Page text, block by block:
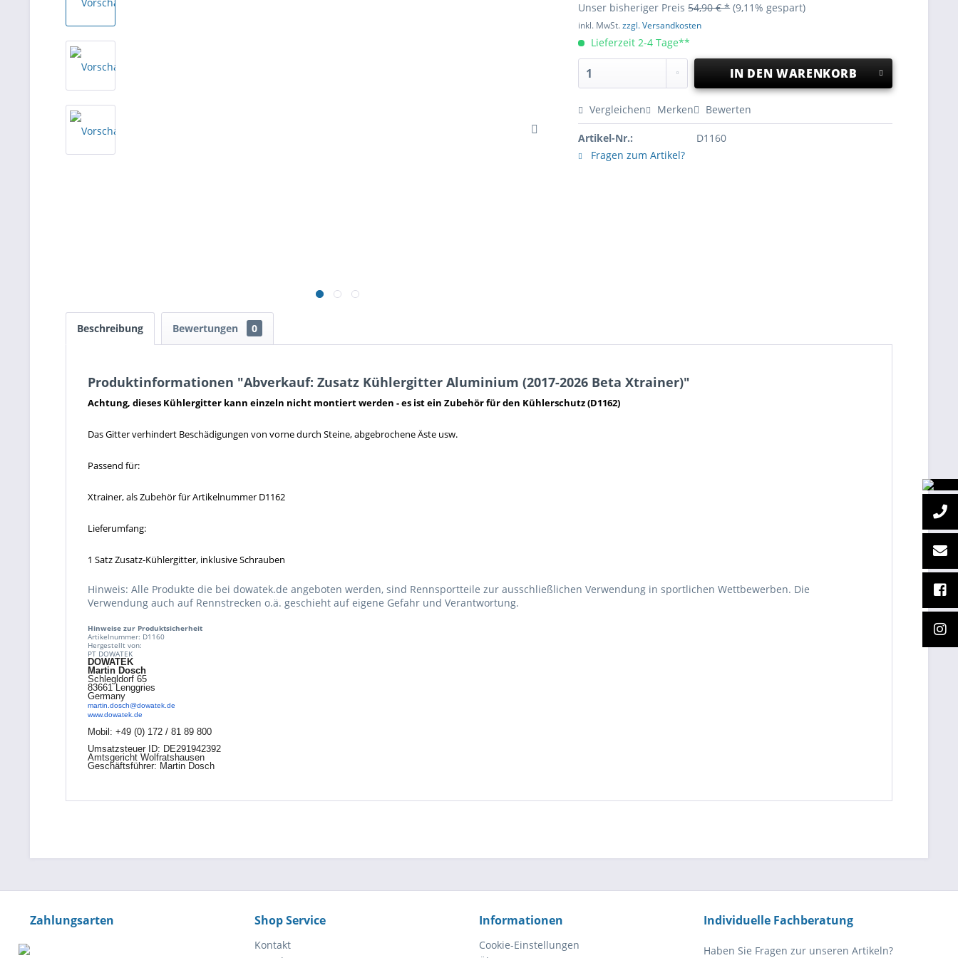
Unser bisheriger Preis 54,90 € * (9,11% gespart)
inkl. MwSt.zzgl. Versandkosten
Lieferzeit 2-4 Tage**
IN DEN WARENKORB
Vergleichen Merken Bewerten
Artikel-Nr.:
D1160
Fragen zum Artikel?
Beschreibung Bewertungen 0
Produktinformationen "Abverkauf: Zusatz Kühlergitter Aluminium (2017-2026 Beta Xtrainer)"
Achtung, dieses Kühlergitter kann einzeln nicht montiert werden - es ist ein Zubehör für den Kühlerschutz (D1162)
Das Gitter verhindert Beschädigungen von vorne durch Steine, abgebrochene Äste usw.
Passend für:
Xtrainer, als Zubehör für Artikelnummer D1162
Lieferumfang:
1 Satz Zusatz-Kühlergitter, inklusive Schrauben
Hinweis: Alle Produkte die bei dowatek.de angeboten werden, sind Rennsportteile zur ausschließlichen Verwendung in sportlichen Wettbewerben. Die
Verwendung auch auf Rennstrecken o.ä. geschieht auf eigene Gefahr und Verantwortung.
Hinweise zur Produktsicherheit
Artikelnummer: D1160
Hergestellt von:
PT DOWATEK
DOWATEK
Martin Dosch
Schlegldorf 65
83661 Lenggries
Germany
martin.dosch@dowatek.de
www.dowatek.de
Mobil: +49 (0) 172 / 81 89 800
Umsatzsteuer ID: DE291942392
Amtsgericht Wolfratshausen
Geschäftsführer: Martin Dosch
Zahlungsarten Shop Service
Kontakt
Informationen
Cookie-Einstellungen
Individuelle Fachberatung
Haben Sie Fragen zur unseren Artikeln?